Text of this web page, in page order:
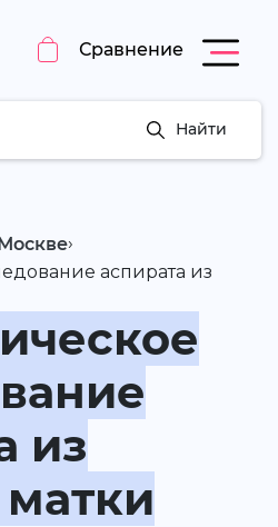
Сравнение
Найти
›
аспирата из
из